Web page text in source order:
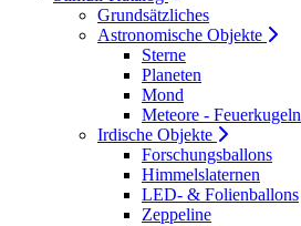
Grundsätzliches
Astronomische Objekte
Sterne
Planeten
Mond
Meteore - Feuerkugeln
Irdische Objekte
Forschungsballons
Himmelslaternen
LED- & Folienballons
Zeppeline